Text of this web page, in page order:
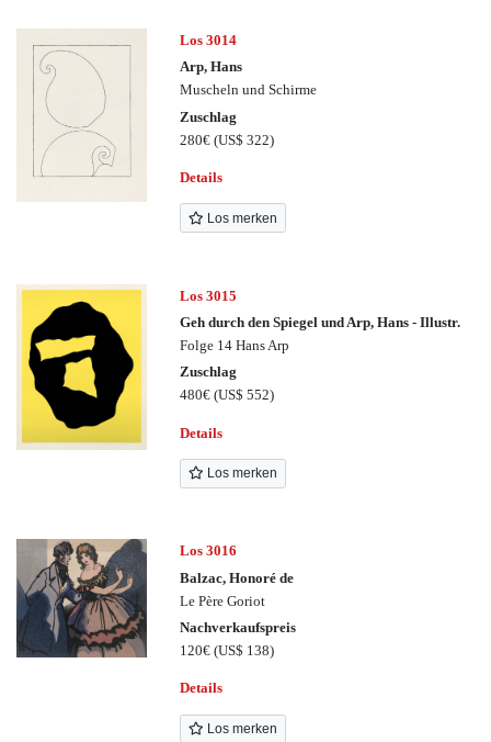
Los 3014
Arp, Hans
Muscheln und Schirme
Zuschlag
280€(US$ 322)
Details
Los merken
Los 3015
Geh durch den Spiegel und Arp, Hans - Illustr.
Folge 14 Hans Arp
Zuschlag
480€(US$ 552)
Details
Los merken
Los 3016
Balzac, Honoré de
Le Père Goriot
Nachverkaufspreis
120€(US$ 138)
Details
Los merken